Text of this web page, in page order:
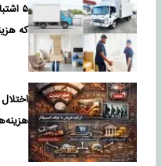
۵
که